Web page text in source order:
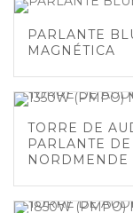
PARLANTE
MAGNÉTICA
TORRE DE
PARLANTE
NORDMENDE